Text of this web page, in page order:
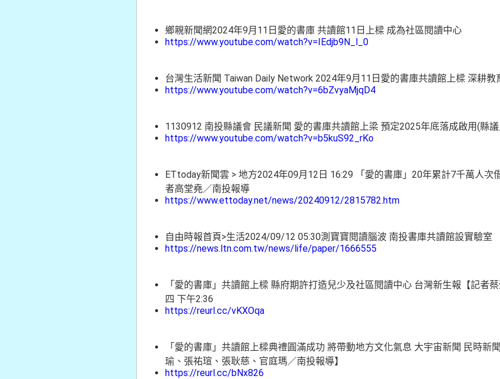
鄉親新聞網2024年9月11日愛的書庫 共讀館11日上樑 成為社區閱讀中心
https://www.youtube.com/watch?v=IEdjb9N_l_0
台灣生活新聞 Taiwan Daily Network 2024年9月11日愛的書庫共讀館上樑 深耕教
https://www.youtube.com/watch?v=6bZvyaMjqD4
1130912 南投縣議會 民議新聞 愛的書庫共讀館上梁 預定2025年底落成啟用(縣
https://www.youtube.com/watch?v=b5kuS92_rKo
ETtoday新聞雲 > 地方2024年09月12日 16:29 「愛的書庫」20年累計7千萬人次
者高堂堯／南投報導
https://www.ettoday.net/news/20240912/2815782.htm
自由時報首頁>生活2024/09/12 05:30測寶寶閱讀腦波 南投書庫共讀館設實驗室
https://news.ltn.com.tw/news/life/paper/1666555
「愛的書庫」共讀館上樑 縣府期許打造兒少及社區閱讀中心 台灣新生報【記者
四 下午2:36
https://reurl.cc/vKXOqa
「愛的書庫」共讀館上樑典禮圓滿成功 將帶動地方文化氣息 大宇宙新聞 民時新
瑜、張祐瑄、張耿慈、官庭瑪／南投報導】
https://reurl.cc/bNx826